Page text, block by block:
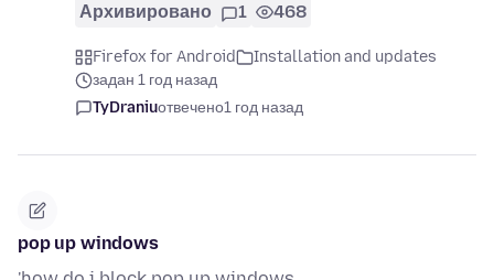
Архивировано 1 468
Firefox for Android
Installation and updates
задан 1 год назад
TyDraniuотвечено1 год назад
pop up windows